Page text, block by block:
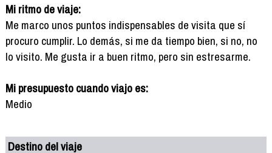
Mi ritmo de viaje:
Me marco unos puntos indispensables de visita que sí
procuro cumplir. Lo demás, si me da tiempo bien, si no, no
lo visito. Me gusta ir a buen ritmo, pero sin estresarme.
Mi presupuesto cuando viajo es:
Medio
Destino del viaje